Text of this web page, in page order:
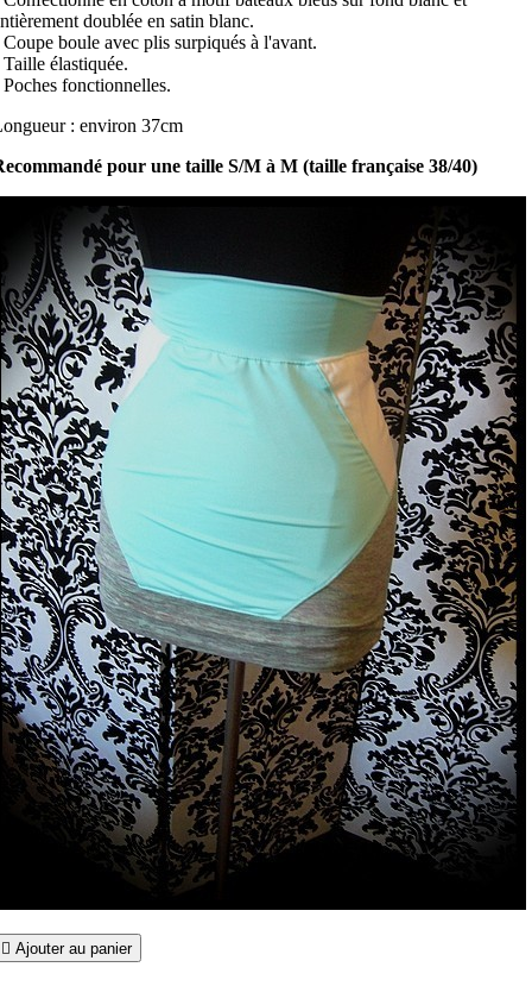
doublée en satin blanc.
Coupe boule avec plis surpiqués à l'avant.
Taille élastiquée.
Poches fonctionnelles.
: environ 37cm
pour une taille S/M à M (taille française 38/40)
 Ajouter au panier